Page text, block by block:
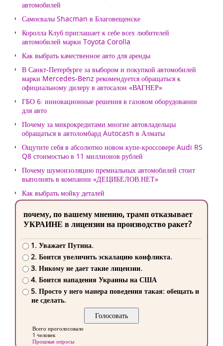
автомобилей
Самосвалы Shacman в Благовещенске
Королла Клуб приглашает к себе всех любителей
автомобилей марки Toyota Corolla
Как выбрать качественное авто для аренды
В Санкт-Петербурге за выбором и покупкой автомобилей
марки Mercedes-Benz рекомендуется обращаться к
официальному дилеру в автосалон «ВАГНЕР»
ГБО 6: инновационные решения в газовом оборудовании
для авто
Почему за микрокредитами многие автовладельцы
обращаться в автоломбард Autocash в Алматы
Ощутите себя в абсолютно новом купе-кроссовере Audi RS
Q8 стоимостью в 11 миллионов рублей
Почему шумоизоляцию премиальных автомобилей стоит
выполнять в компании «ДЕЦИБЕЛОВ.НЕТ»
Как выбрать мойку деталей
почему, по вашему мнению, трамп отказывает
УКРАИНЕ в лицензии на производство ракет?
1. Уважает Путина.
2. Боится увеличить эскалацию конфликта.
3. Никому не дает такие лицензии.
4. Боится нападения Украины на США
5. Просто у него манера поведения такая: обещать и
не сделать.
Всего проголосовало
1 человек
Прошлые опросы